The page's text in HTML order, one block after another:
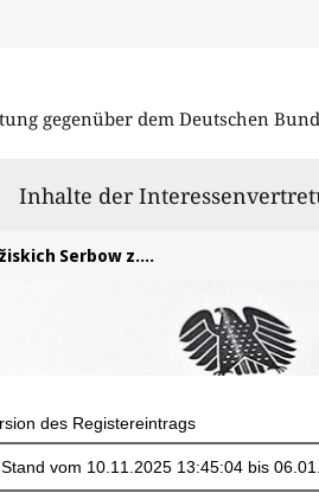
gegenüber dem Deutschen
Inhalte der
Serbow z.t. / Bund Lausitzer Sorben e.V.
des Registereintrags